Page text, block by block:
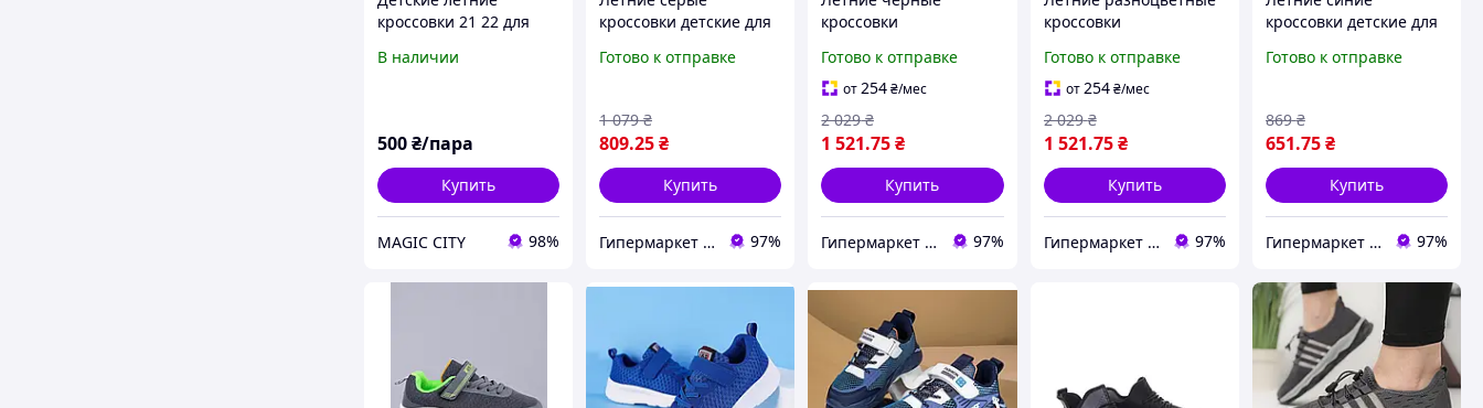
кроссовки 21 22 для
черные текстильные
В наличии
500₴/пара
Купить
MAGIC CITY 98%
кроссовки детские для
липучке сетка (K10-1Q)
Готово к отправке
809.25₴
1 079 ₴
Купить
Гипермаркет "Материк" 97%
кроссовки
мальчика легкие
(N4401)
Готово к отправке
от254₴/мес
1 521.75₴
2 029 ₴
Купить
Гипермаркет "Материк" 97%
кроссовки
мальчика легкие
натуральная кожа
(N6310)
Готово к отправке
от254 ₴/мес
1 521.75 ₴
2 029 ₴
Купить
Гипермаркет "Материк" 97%
кроссовки детские для
липучке сетка (KT70-4)
Готово к отправке
651.75₴
869 ₴
Купить
Гипермаркет "Материк" 97%